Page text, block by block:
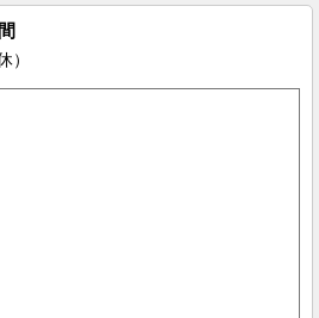
）